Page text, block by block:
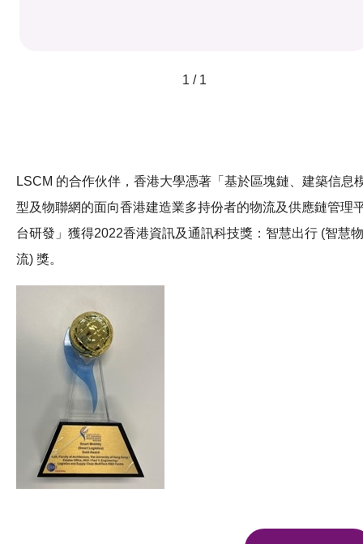
1 / 1
LSCM 的合作伙伴，香港大學憑著「基於區塊鏈、建築信息
型及物聯網的面向香港建造業多持份者的物流及供應鏈管理
台研發」獲得2022香港資訊及通訊科技獎：智慧出行 (智慧物
流) 獎。